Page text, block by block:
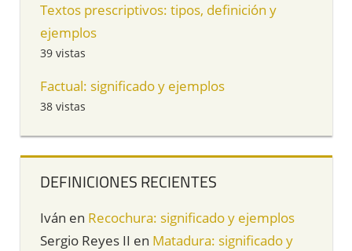
Textos prescriptivos: tipos, definición y
ejemplos
39 vistas
Factual: significado y ejemplos
38 vistas
DEFINICIONES RECIENTES
Iván en Recochura: significado y ejemplos
Sergio Reyes II en Matadura: significado y